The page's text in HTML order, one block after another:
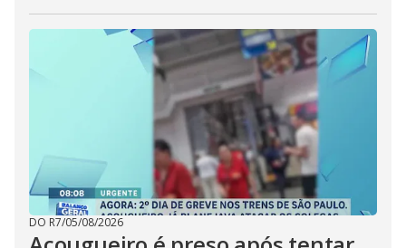
DO R7/05/08/2026